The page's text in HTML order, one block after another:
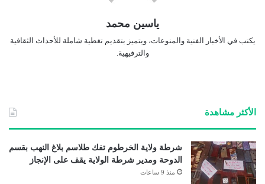
ياسين محمد
يكتب في الأخبار الفنية والمنوعات، ويتميز بتقديم تغطية شاملة للأحداث الثقافية
والترفيهية.
الأكثر مشاهدة
شرطة ولاية الخرطوم تفك طلاسم بلاغ النهب بقسم
الدوحة ومدير شرطة الولاية يقف على الإنجاز
منذ 9 ساعات